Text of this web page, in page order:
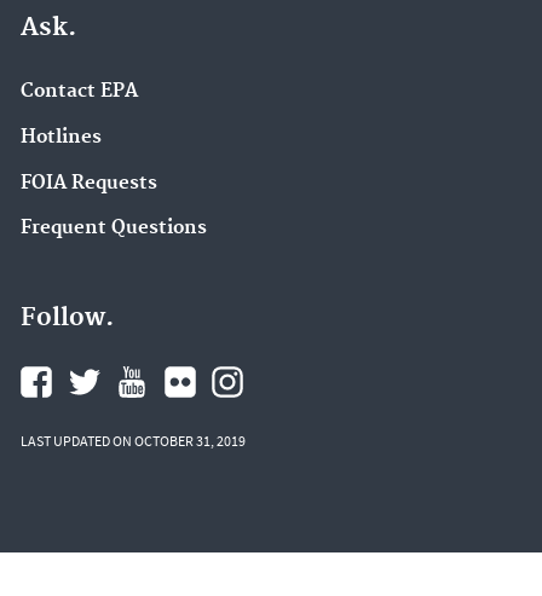
Ask.
Contact EPA
Hotlines
FOIA Requests
Frequent Questions
Follow.
LAST UPDATED ON OCTOBER 31, 2019